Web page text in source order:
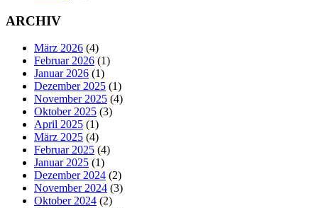
ARCHIV
März 2026 (4)
Februar 2026 (1)
Januar 2026 (1)
Dezember 2025 (1)
November 2025 (4)
Oktober 2025 (3)
April 2025 (1)
März 2025 (4)
Februar 2025 (4)
Januar 2025 (1)
Dezember 2024 (2)
November 2024 (3)
Oktober 2024 (2)